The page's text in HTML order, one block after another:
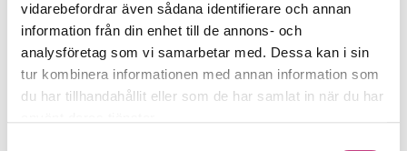
vidarebefordrar även sådana identifierare och annan
information från din enhet till de annons- och
analysföretag som vi samarbetar med. Dessa kan i sin
tur kombinera informationen med annan information som
du har tillhandahållit eller som de har samlat in när du har
EKN Online